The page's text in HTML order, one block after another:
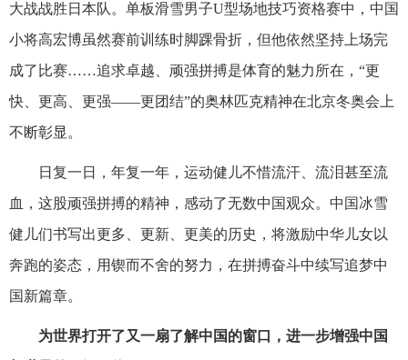
大战战胜日本队。单板滑雪男子U型场地技巧资格赛中，中国
小将高宏博虽然赛前训练时脚踝骨折，但他依然坚持上场完
成了比赛……追求卓越、顽强拼搏是体育的魅力所在，“更
快、更高、更强——更团结”的奥林匹克精神在北京冬奥会上
不断彰显。
日复一日，年复一年，运动健儿不惜流汗、流泪甚至流
血，这股顽强拼搏的精神，感动了无数中国观众。中国冰雪
健儿们书写出更多、更新、更美的历史，将激励中华儿女以
奔跑的姿态，用锲而不舍的努力，在拼搏奋斗中续写追梦中
国新篇章。
为世界打开了又一扇了解中国的窗口，进一步增强中国